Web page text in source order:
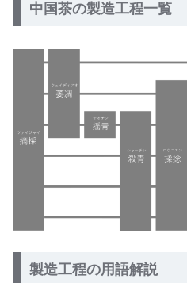
中国茶の製造工程一覧
製造工程の用語解説